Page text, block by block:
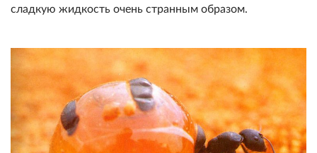
сладкую жидкость очень странным образом.